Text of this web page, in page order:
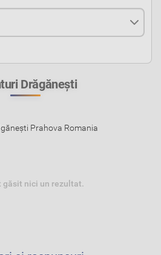
Drăgăneşti
Prahova Romania
găsit nici un rezultat.